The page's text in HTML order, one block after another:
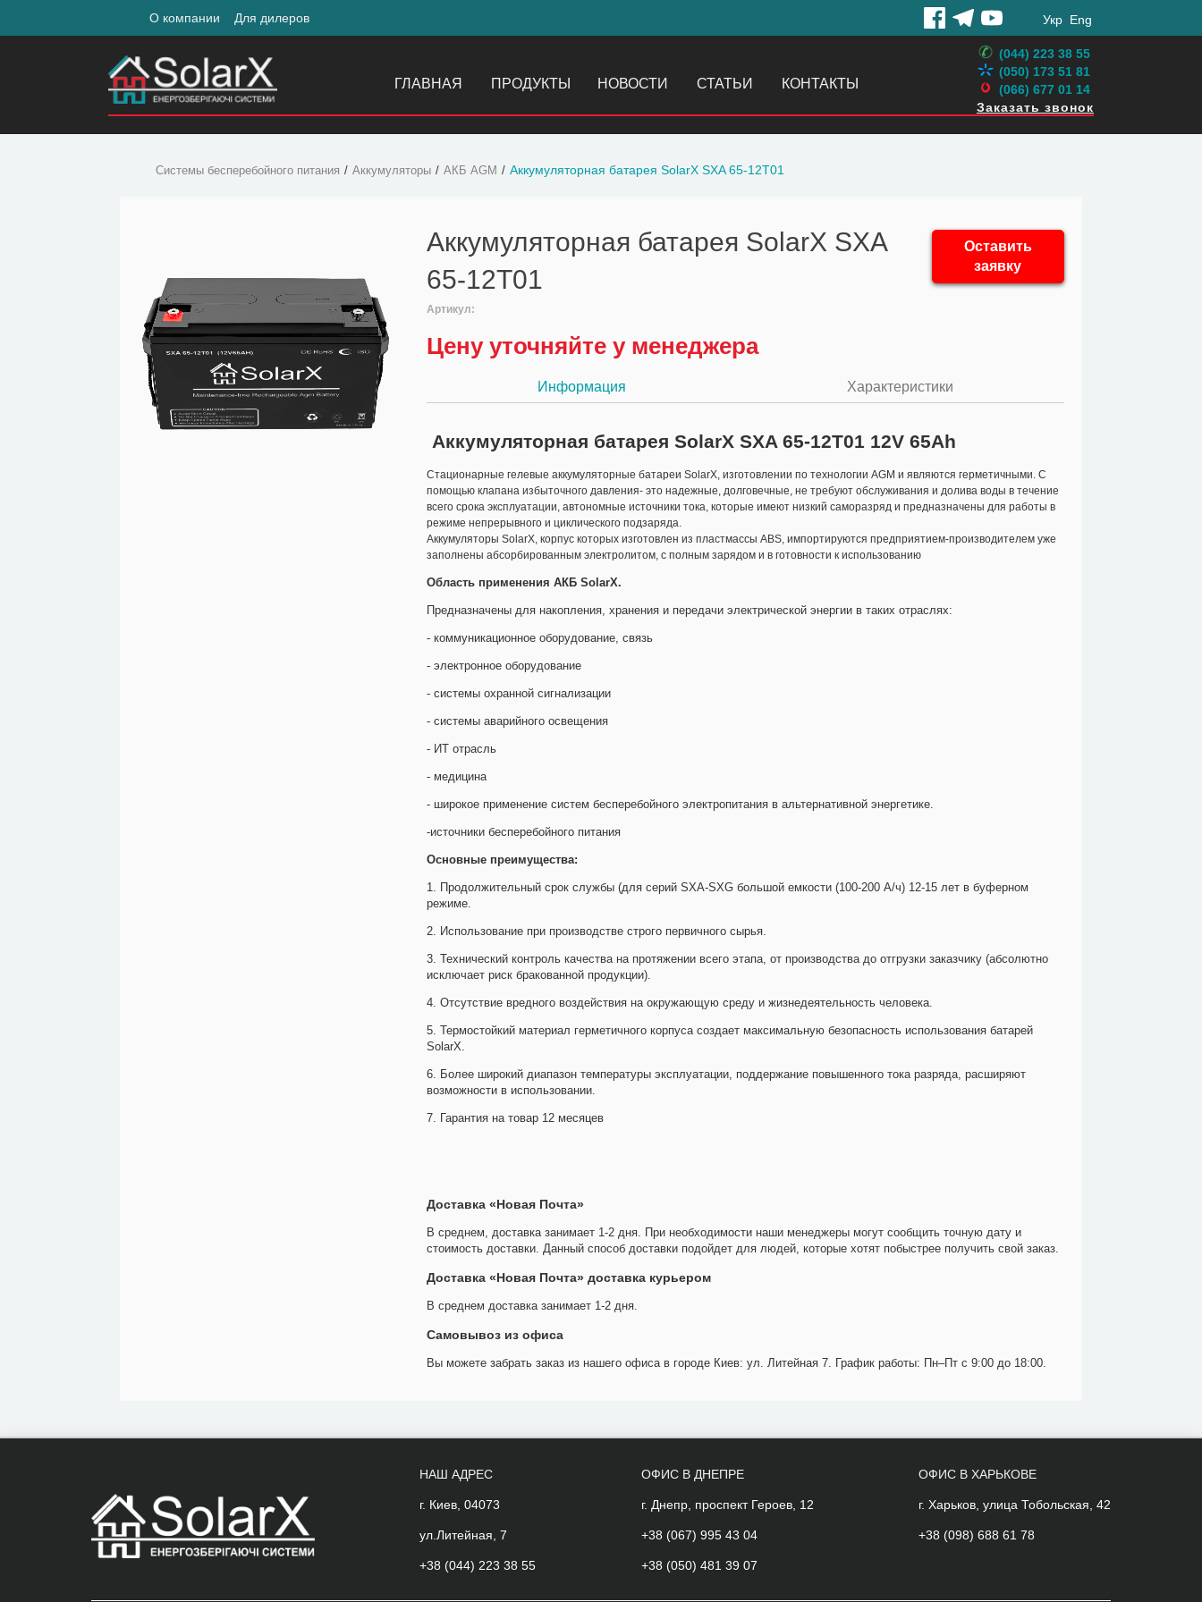
О компании Для дилеров Укр Eng
ГЛАВНАЯ ПРОДУКТЫ НОВОСТИ СТАТЬИ КОНТАКТЫ
(044) 223 38 55
(050) 173 51 81
(066) 677 01 14
Заказать звонок
Системы бесперебойного питания Аккумуляторы АКБ AGM Аккумуляторная батарея SolarX SXA 65-12T01
Аккумуляторная батарея SolarX SXA
65-12T01
Оставить
заявку
Артикул:
Цену уточняйте у менеджера
Информация Характеристики
Аккумуляторная батарея SolarX SXA 65-12T01 12V 65Ah
Стационарные гелевые аккумуляторные батареи SolarX, изготовлении по технологии AGM и являются герметичными. С
помощью клапана избыточного давления- это надежные, долговечные, не требуют обслуживания и долива воды в течение
всего срока эксплуатации, автономные источники тока, которые имеют низкий саморазряд и предназначены для работы в
режиме непрерывного и циклического подзаряда.
Аккумуляторы SolarX, корпус которых изготовлен из пластмассы ABS, импортируются предприятием-производителем уже
заполнены абсорбированным электролитом, с полным зарядом и в готовности к использованию
Область применения АКБ SolarX.
Предназначены для накопления, хранения и передачи электрической энергии в таких отраслях:
- коммуникационное оборудование, связь
- электронное оборудование
- системы охранной сигнализации
- системы аварийного освещения
- ИТ отрасль
- медицина
- широкое применение систем бесперебойного электропитания в альтернативной энергетике.
-источники бесперебойного питания
Основные преимущества:
1. Продолжительный срок службы (для серий SXA-SXG большой емкости (100-200 А/ч) 12-15 лет в буферном
режиме.
2. Использование при производстве строго первичного сырья.
3. Технический контроль качества на протяжении всего этапа, от производства до отгрузки заказчику (абсолютно
исключает риск бракованной продукции).
4. Отсутствие вредного воздействия на окружающую среду и жизнедеятельность человека.
5. Термостойкий материал герметичного корпуса создает максимальную безопасность использования батарей
SolarX.
6. Более широкий диапазон температуры эксплуатации, поддержание повышенного тока разряда, расширяют
возможности в использовании.
7. Гарантия на товар 12 месяцев
Доставка «Новая Почта»
В среднем, доставка занимает 1-2 дня. При необходимости наши менеджеры могут сообщить точную дату и
стоимость доставки. Данный способ доставки подойдет для людей, которые хотят побыстрее получить свой заказ.
Доставка «Новая Почта» доставка курьером
В среднем доставка занимает 1-2 дня.
Самовывоз из офиса
Вы можете забрать заказ из нашего офиса в городе Киев: ул. Литейная 7. График работы: Пн–Пт с 9:00 до 18:00.
НАШ АДРЕС
г. Киев, 04073
ул.Литейная, 7
+38 (044) 223 38 55
ОФИС В ДНЕПРЕ
г. Днепр, проспект Героев, 12
+38 (067) 995 43 04
+38 (050) 481 39 07
ОФИС В ХАРЬКОВЕ
г. Харьков, улица Тобольская, 42
+38 (098) 688 61 78